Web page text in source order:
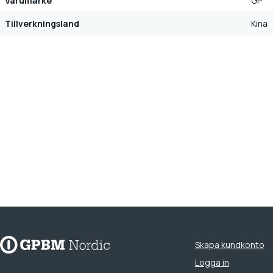
Tillverkningsland
Kina
Skapa kundkonto
Logga in